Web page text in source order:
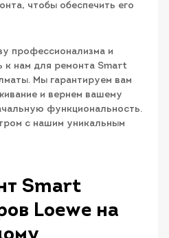
чтобы обеспечить его
профессионализма и
к нам для ремонта Smart
Мы гарантируем вам
и вернем вашему
функциональность.
с нашим уникальным
Smart
Loewe на